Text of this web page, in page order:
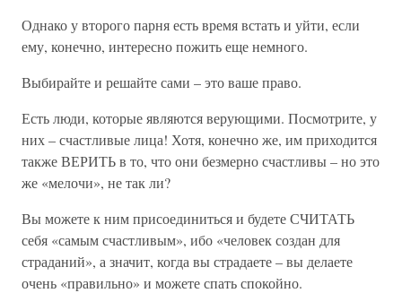
Однако у второго парня есть время встать и уйти, если
ему, конечно, интересно пожить еще немного.
Выбирайте и решайте сами – это ваше право.
Есть люди, которые являются верующими. Посмотрите, у
них – счастливые лица! Хотя, конечно же, им приходится
также ВЕРИТЬ в то, что они безмерно счастливы – но это
же «мелочи», не так ли?
Вы можете к ним присоединиться и будете СЧИТАТЬ
себя «самым счастливым», ибо «человек создан для
страданий», а значит, когда вы страдаете – вы делаете
очень «правильно» и можете спать спокойно.